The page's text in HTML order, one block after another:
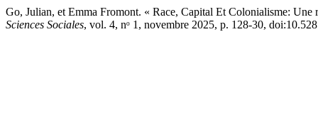
Go, Julian, et Emma Fromont. « Race, Capital Et Colonialisme: Une
Sciences Sociales, vol. 4, nᵒ 1, novembre 2025, p. 128-30,